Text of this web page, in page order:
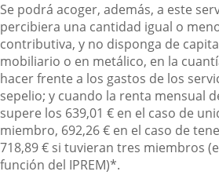
Se podrá acoger, además, a este
percibiera una cantidad igual o
contributiva, y no disponga de
mobiliario o en metálico, en la
hacer frente a los gastos de los
sepelio; y cuando la renta mensual
supere los 639,01 € en el caso de
miembro, 692,26 € en el caso de
718,89 € si tuvieran tres miembros
función del IPREM)*.